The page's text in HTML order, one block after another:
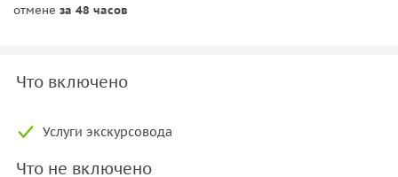
отмене за 48 часов
Что включено
Услуги экскурсовода
Что не включено